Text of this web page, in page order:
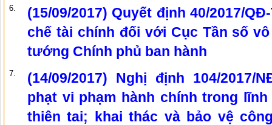
6.
(15/09/2017) Quyết định 40/2017/
chế tài chính đối với Cục Tần số
tướng Chính phủ ban hành
7.
(14/09/2017) Nghị định 104/2017/
phạt vi phạm hành chính trong
thiên tai; khai thác và bảo vệ